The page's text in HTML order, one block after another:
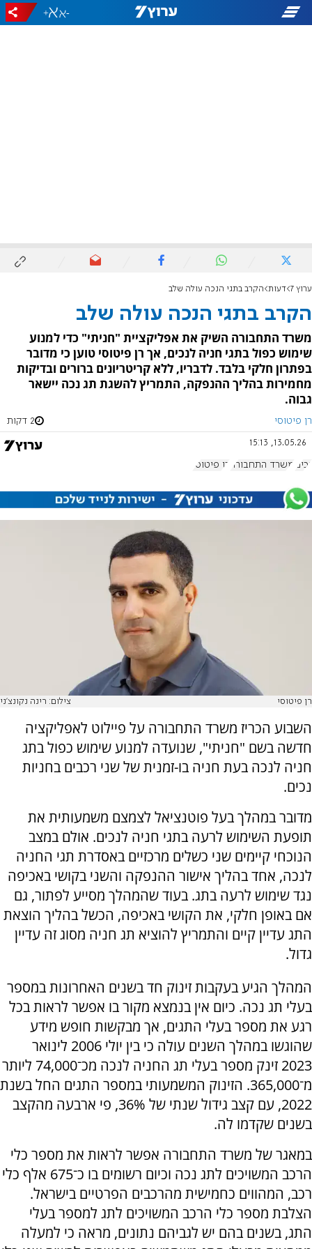
-
+
ערוץ 7 דעות הקרב בתגי הנכה עולה שלב
הקרב בתגי הנכה עולה שלב
משרד התחבורה השיק את אפליקציית "חניתי" כדי למנוע
שימוש כפול בתגי חניה לנכים, אך רן פיטוסי טוען כי מדובר
בפתרון חלקי בלבד. לדבריו, ללא קריטריונים ברורים ובדיקות
מחמירות בהליך ההנפקה, התמריץ להשגת תג נכה יישאר
גבוה.
רן פיטוסי 2 דקות
13.05.26, 15:13
נכים משרד התחבורה רן פיטוסי
רן פיטוסי צילום: רינה נקונצ'ני
השבוע הכריז משרד התחבורה על פיילוט לאפליקציה
חדשה בשם "חניתי", שנועדה למנוע שימוש כפול בתג
חניה לנכה בעת חניה בו-זמנית של שני רכבים בחניות
נכים.
מדובר במהלך בעל פוטנציאל לצמצם משמעותית את
תופעת השימוש לרעה בתגי חניה לנכים. אולם במצב
הנוכחי קיימים שני כשלים מרכזיים באסדרת תגי החניה
לנכה, אחד בהליך אישור ההנפקה והשני בקושי באכיפה
נגד שימוש לרעה בתג. בעוד שהמהלך מסייע לפתור, גם
אם באופן חלקי, את הקושי באכיפה, הכשל בהליך הוצאת
התג עדיין קיים והתמריץ להוציא תג חניה מסוג זה עדיין
גדול.
המהלך הגיע בעקבות זינוק חד בשנים האחרונות במספר
בעלי תג נכה. כיום אין בנמצא מקור בו אפשר לראות בכל
רגע את מספר בעלי התגים, אך מבקשות חופש מידע
שהוגשו במהלך השנים עולה כי בין יולי 2006 לינואר
2023 זינק מספר בעלי תג החניה לנכה מכ־74,000 ליותר
מ־365,000. הזינוק המשמעותי במספר התגים החל בשנת
2022, עם קצב גידול שנתי של 36%, פי ארבעה מהקצב
בשנים שקדמו לה.
במאגר של משרד התחבורה אפשר לראות את מספר כלי
הרכב המשויכים לתג נכה וכיום רשומים בו כ־675 אלף כלי
רכב, המהווים כחמישית מהרכבים הפרטיים בישראל.
הצלבת מספר כלי הרכב המשויכים לתג למספר בעלי
התג, בשנים בהם יש לגביהם נתונים, מראה כי למעלה